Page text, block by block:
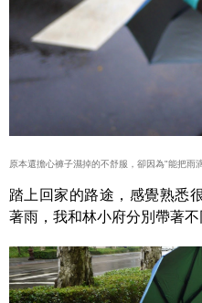
原本還擔心褲子濕掉的不舒服，卻因為"能把雨
踏上回家的路途，感覺熟悉
著雨，我和林小府分別帶著